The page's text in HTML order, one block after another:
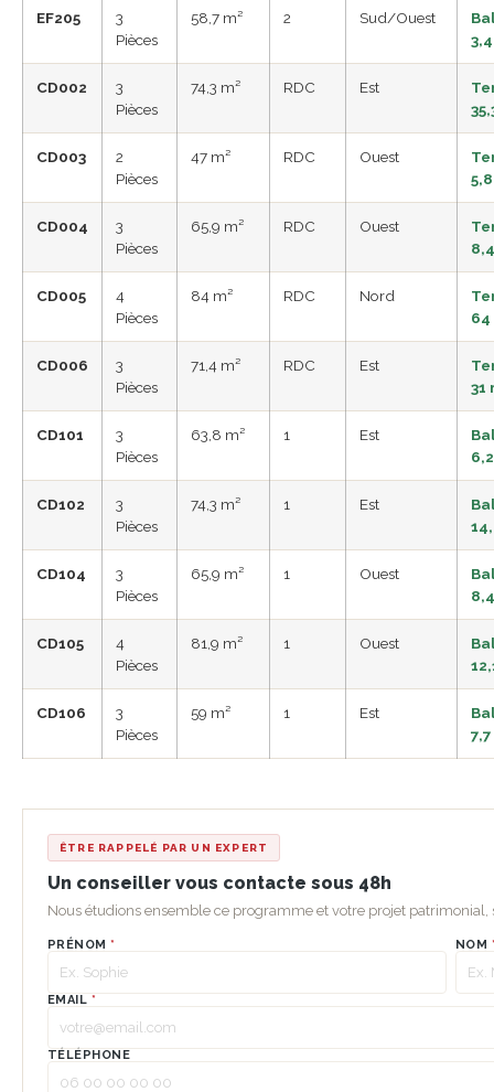
EF205
3
Pièces
58,7 m² 2 Sud/Ouest
CD002
3
Pièces
74,3 m² RDC Est
CD003
2
Pièces
47 m² RDC Ouest
CD004
3
Pièces
65,9 m² RDC Ouest
CD005
4
Pièces
84 m² RDC Nord
64
CD006
3
Pièces
71,4 m² RDC Est
31
CD101
3
Pièces
63,8 m² 1 Est
CD102
3
Pièces
74,3 m² 1 Est
CD104
3
Pièces
65,9 m² 1 Ouest
CD105
4
Pièces
81,9 m² 1 Ouest
CD106
3
Pièces
59 m² 1 Est
ÊTRE RAPPELÉ PAR UN EXPERT
Un conseiller vous contacte sous 48h
Nous étudions ensemble ce programme et votre projet patrimonial,
PRÉNOM* NOM
EMAIL *
TÉLÉPHONE